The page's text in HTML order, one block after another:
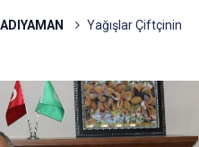
ADIYAMAN
Yağışlar Çiftçinin